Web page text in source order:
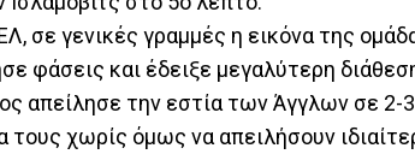
σε γενικές γραμμές η εικόνα της
φάσεις και έδειξε μεγαλύτερη
απείλησε την εστία των Άγγλων σε 2-
χωρίς όμως να απειλήσουν